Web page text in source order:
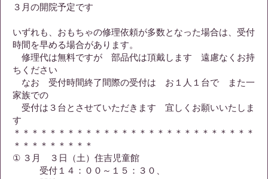
３月の開院予定です
いずれも、おもちゃの修理依頼が多数となった場合は、受付
時間を早める場合があります。
修理代は無料ですが 部品代は頂戴します 遠慮なくお持
ちください
なお 受付時間終了間際の受付は お１人１台で また一
家族での
受付は３台とさせていただきます 宜しくお願いいたしま
す
＊＊＊＊＊＊＊＊＊＊＊＊＊＊＊＊＊＊＊＊＊＊＊＊＊＊＊
＊＊＊＊＊＊＊＊＊
① ３月 ３日（土）住吉児童館
受付１４：００～１５：３０、